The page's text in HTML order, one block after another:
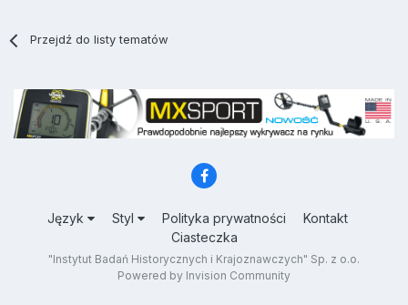
Przejdź do listy tematów
Język Styl Polityka prywatności
Kontakt
Ciasteczka
"Instytut Badań Historycznych i Krajoznawczych" Sp. z o.o.
Powered by Invision Community